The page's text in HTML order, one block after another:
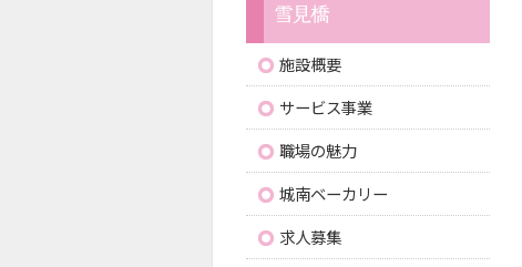
施設概要
サービス事業
職場の魅力
城南ベーカリー
求人募集